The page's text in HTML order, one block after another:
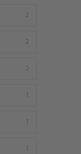
2
2
2
1
1
1